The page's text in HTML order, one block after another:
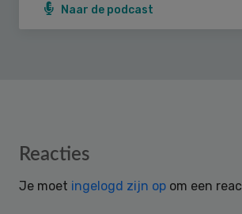
Naar de podcast
Reader
Reacties
Je moet ingelogd zijn op om een